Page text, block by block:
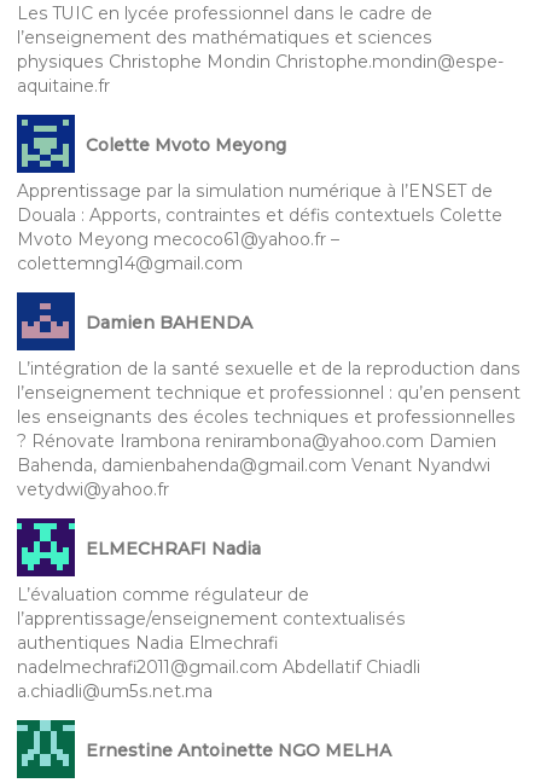
Les TUIC en lycée professionnel dans le cadre de
l’enseignement des mathématiques et sciences
physiques Christophe Mondin Christophe.mondin@espe-
aquitaine.fr
Colette Mvoto Meyong
Apprentissage par la simulation numérique à l’ENSET de
Douala : Apports, contraintes et défis contextuels Colette
Mvoto Meyong mecoco61@yahoo.fr –
colettemng14@gmail.com
Damien BAHENDA
L’intégration de la santé sexuelle et de la reproduction dans
l’enseignement technique et professionnel : qu’en pensent
les enseignants des écoles techniques et professionnelles
? Rénovate Irambona renirambona@yahoo.com Damien
Bahenda, damienbahenda@gmail.com Venant Nyandwi
vetydwi@yahoo.fr
ELMECHRAFI Nadia
L’évaluation comme régulateur de
l’apprentissage/enseignement contextualisés
authentiques Nadia Elmechrafi
nadelmechrafi2011@gmail.com Abdellatif Chiadli
a.chiadli@um5s.net.ma
Ernestine Antoinette NGO MELHA